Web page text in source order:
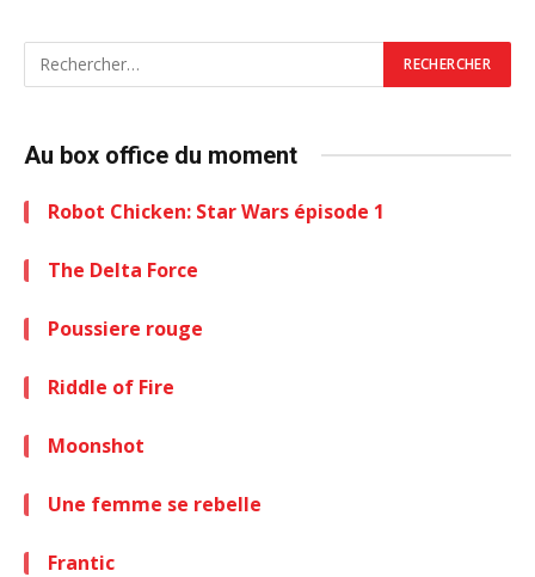
Au box office du moment
Robot Chicken: Star Wars épisode 1
The Delta Force
Poussiere rouge
Riddle of Fire
Moonshot
Une femme se rebelle
Frantic